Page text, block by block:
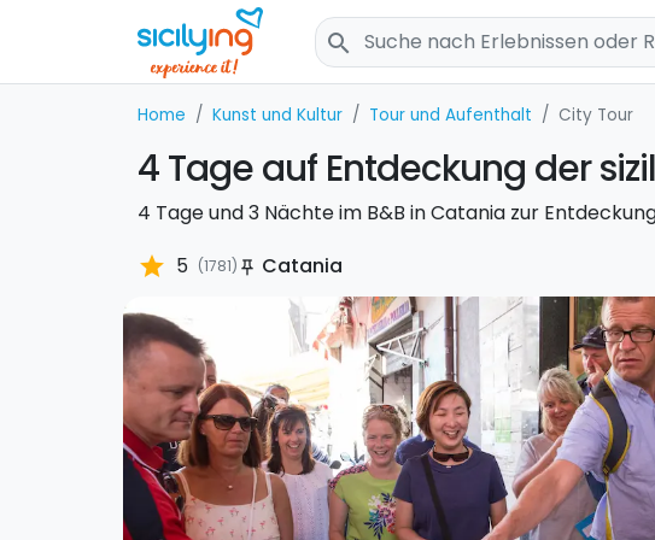
search
Home Kunst und Kultur Tour und Aufenthalt City Tour
4 Tage auf Entdeckung der
4 Tage und 3 Nächte im B&B in Catania zur
star 5 (1781) push_pin Catania